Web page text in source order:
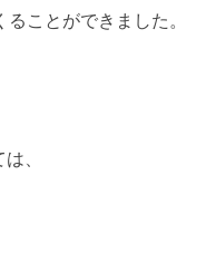
ことができました。
、